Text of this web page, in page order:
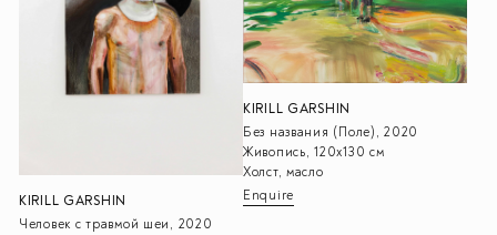
KIRILL GARSHIN
Человек с травмой шеи, 2020
KIRILL GARSHIN
Без названия (Поле), 2020
Живопись, 120х130 см
Холст, масло
Enquire